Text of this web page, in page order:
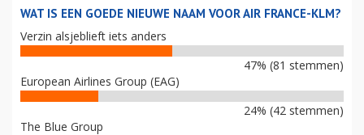
WAT IS EEN GOEDE NIEUWE NAAM VOOR AIR FRANCE-KLM?
Verzin alsjeblieft iets anders
47% (81 stemmen)
European Airlines Group (EAG)
24% (42 stemmen)
The Blue Group